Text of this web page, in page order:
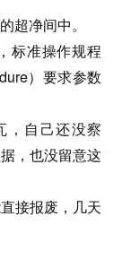
超净间中。
标准操作规程
）要求参数
，自己还没察
，也没留意这
接报废，几天